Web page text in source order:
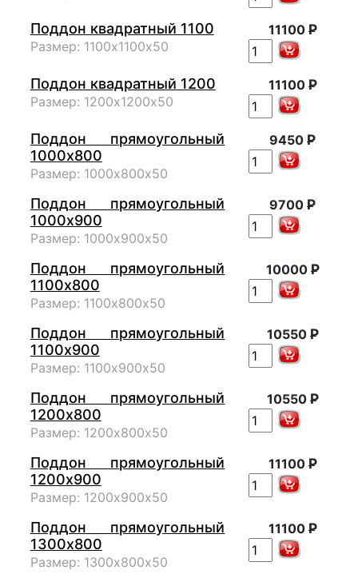
Поддон квадратный 1100
Размер: 1100х1100х50
11100 Р
Поддон квадратный 1200
Размер: 1200х1200х50
11100 Р
Поддон прямоугольный
1000х800
Размер: 1000х800х50
9450 Р
Поддон прямоугольный
1000х900
Размер: 1000х900х50
9700 Р
Поддон прямоугольный
1100х800
Размер: 1100х800х50
10000 Р
Поддон прямоугольный
1100х900
Размер: 1100х900х50
10550 Р
Поддон прямоугольный
1200х800
Размер: 1200х800х50
10550 Р
Поддон прямоугольный
1200х900
Размер: 1200х900х50
11100 Р
Поддон прямоугольный
1300х800
Размер: 1300х800х50
11100 Р